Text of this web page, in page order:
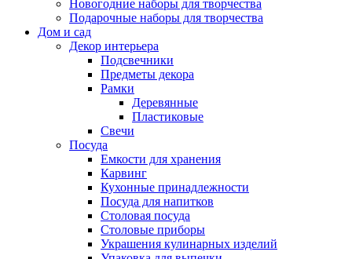
Новогодние наборы для творчества
Подарочные наборы для творчества
Дом и сад
Декор интерьера
Подсвечники
Предметы декора
Рамки
Деревянные
Пластиковые
Свечи
Посуда
Емкости для хранения
Карвинг
Кухонные принадлежности
Посуда для напитков
Столовая посуда
Столовые приборы
Украшения кулинарных изделий